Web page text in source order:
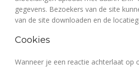
gegevens. Bezoekers van de site
van de site downloaden en de
Cookies
Wanneer je een reactie achterlaat op